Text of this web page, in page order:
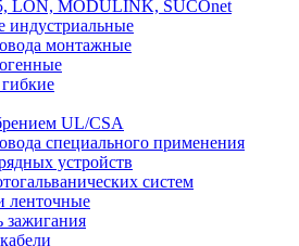
LON, MODULINK, SUCOnet
индустриальные
монтажные
UL/CSA
специального применения
устройств
систем
ленточные
зажигания